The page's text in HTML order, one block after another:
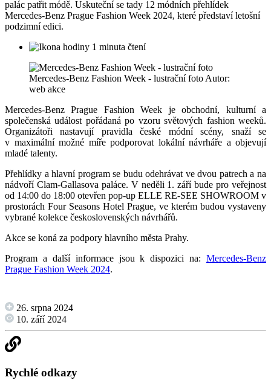
palác patřit módě. Uskuteční se tady 12 módních přehlídek
Mercedes-Benz Prague Fashion Week 2024, které představí letošní
podzimní edici.
1 minuta čtení
Mercedes-Benz Fashion Week - lustrační foto Autor:
web akce
Mercedes-Benz Prague Fashion Week je obchodní, kulturní a
společenská událost pořádaná po vzoru světových fashion weeků.
Organizátoři nastavují pravidla české módní scény, snaží se
v maximální možné míře podporovat lokální návrháře a objevují
mladé talenty.
Přehlídky a hlavní program se budu odehrávat ve dvou patrech a na
nádvoří Clam-Gallasova paláce. V neděli 1. září bude pro veřejnost
od 14:00 do 18:00 otevřen pop-up ELLE RE-SEE SHOWROOM v
prostorách Four Seasons Hotel Prague, ve kterém budou vystaveny
vybrané kolekce československých návrhářů.
Akce se koná za podpory hlavního města Prahy.
Program a další informace jsou k dispozici na: Mercedes-Benz
Prague Fashion Week 2024.
26. srpna 2024
10. září 2024
Rychlé odkazy